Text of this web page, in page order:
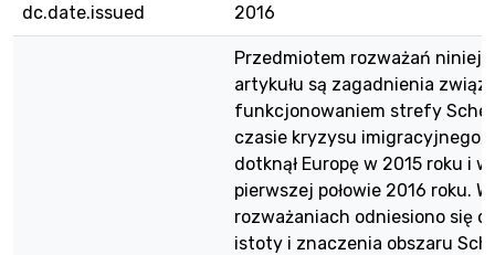
dc.date.issued 2016
Przedmiotem rozważań
artykułu są zagadnienia
funkcjonowaniem strefy
czasie kryzysu imigracyjnego,
dotknął Europę w 2015 roku i w
pierwszej połowie 2016 roku. W
rozważaniach odniesiono się
istoty i znaczenia obszaru